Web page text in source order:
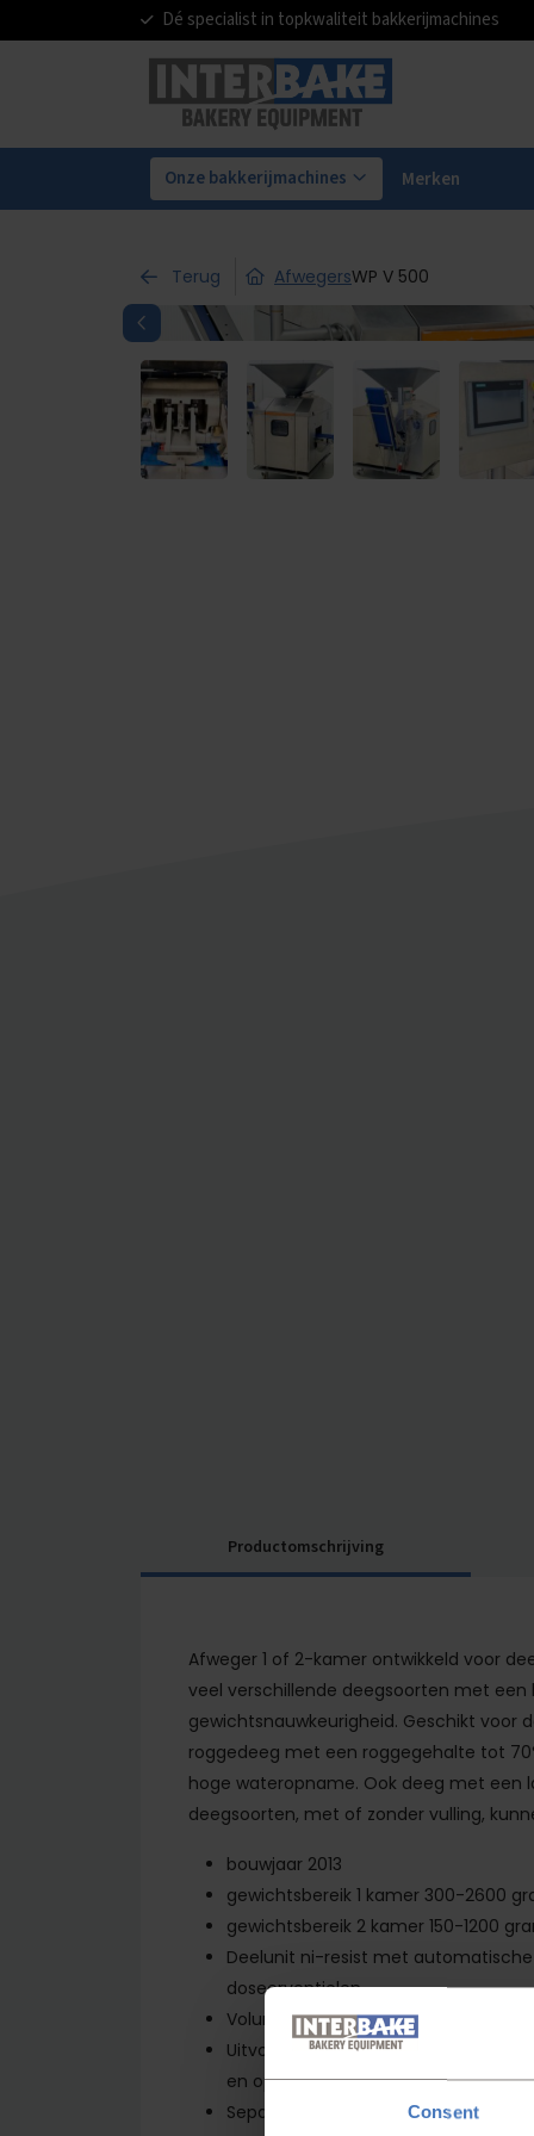
Consent
Dé specialist in topkwaliteit bakkerijmachines
Onze bakkerijmachines Merken
Terug AfwegersWP V 500
Productomschrijving
Afweger 1 of 2-kamer ontwikkeld voor
veel verschillende deegsoorten met een
gewichtsnauwkeurigheid. Geschikt voor
roggedeeg met een roggegehalte tot
hoge wateropname. Ook deeg met een
deegsoorten, met of zonder vulling,
bouwjaar 2013
gewichtsbereik 1 kamer 300-2600
gewichtsbereik 2 kamer 150-1200
Deelunit ni-resist met
doseerventielen
Voluminator Compact U
Uitvoertransporteur dwars 500 mm,
en opvangbak
Separate aandrijving op binnen- en